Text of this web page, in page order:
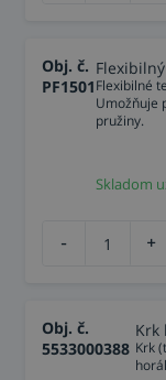
Obj. č.
PF1501Flexibilné
Umožňuje
pružiny.
Skladom
- +
Obj. č.
5533000388
Krk
Krk